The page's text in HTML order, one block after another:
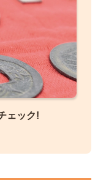
ェック!